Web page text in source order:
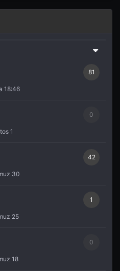
81
18:46
0
1
42
30
1
25
0
18